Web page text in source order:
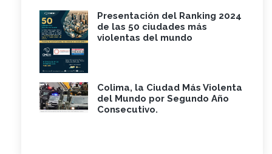
Presentación del Ranking 2024
de las 50 ciudades más
violentas del mundo
Colima, la Ciudad Más Violenta
del Mundo por Segundo Año
Consecutivo.